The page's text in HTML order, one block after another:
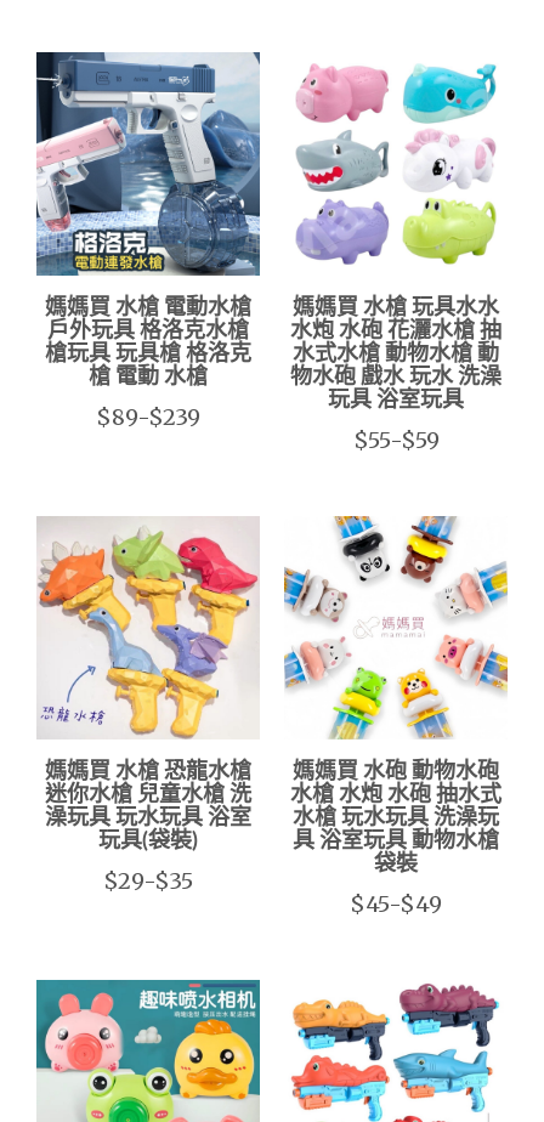
媽媽買 水槍 電動水槍
戶外玩具 格洛克水槍
槍玩具 玩具槍 格洛克
槍 電動 水槍
$89-$239
媽媽買 水槍 玩具水水
水炮 水砲 花灑水槍 抽
水式水槍 動物水槍 動
物水砲 戲水 玩水 洗澡
玩具 浴室玩具
$55-$59
媽媽買 水槍 恐龍水槍
迷你水槍 兒童水槍 洗
澡玩具 玩水玩具 浴室
玩具(袋裝)
$29-$35
媽媽買 水砲 動物水砲
水槍 水炮 水砲 抽水式
水槍 玩水玩具 洗澡玩
具 浴室玩具 動物水槍
袋裝
$45-$49